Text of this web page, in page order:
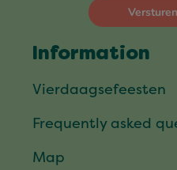
Information
Vierdaagsefeesten
Frequently asked
Map